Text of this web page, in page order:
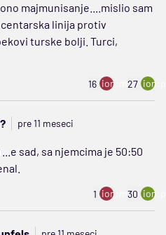
majmunisanje....mislio sam
linija protiv
turske bolji. Turci,
16 ion:minus
27
pre 11 meseci
sad, sa njemcima je 50:50
1 ion:minus
30